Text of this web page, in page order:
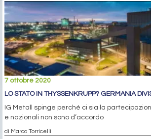
7 ottobre 2020
LO STATO IN THYSSENKRUPP? GERMANIA
IG Metall spinge perché ci sia la
e nazionali non sono d’accordo
di Marco Torricelli